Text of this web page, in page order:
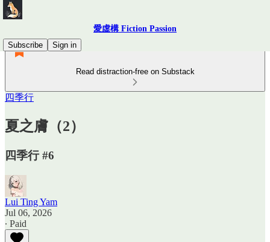
愛虛構 Fiction Passion
Subscribe
Sign in
Read distraction-free on Substack
四季行
夏之膚（2）
四季行 #6
Lui Ting Yam
Jul 06, 2026
∙ Paid